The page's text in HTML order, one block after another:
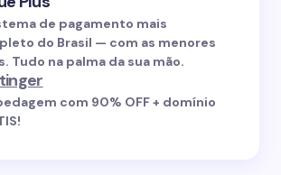
de pagamento mais
do Brasil — com as menores
Tudo na palma da sua mão.
com 90% OFF + domínio